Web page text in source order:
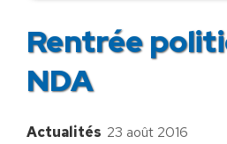
Rentrée
NDA
Actualités 23 août 2016